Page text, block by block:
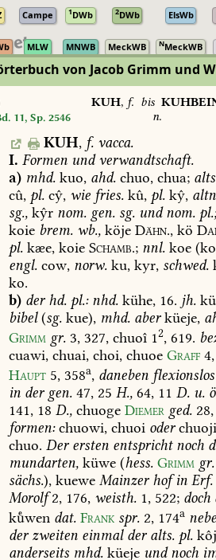
Campe 1DWb 2DWb ElsWb
MLW MNWB MeckWB NMeckWB
von Jacob Grimm und
11, Sp. 2546
KUH, f.bis
n.
KUH, f. vacca.
I. Formen undverwandtschaft.
a) mhd. kuo, ahd. chuo, chua;
cû, pl. cŷ, wie fries. kû, pl. kŷ,
sg., kŷr nom. gen. sg. undnom.
koie brem. wb., köje Dähn., kö
pl. kæe, koie Schamb.; nnl. koe
engl. cow, norw. ku, kyr, schwed.
ko.
b) derhd. pl.:nhd. kühe, 16. jh.
bibel(sg. kue), mhd. aberküeje,
Grimm gr. 3, 327, chuoî 12, 619.
cuawi, chuai, choi, chuoe Graff 4,
Haupt 5, 358a, daneben flexionslos
in der gen. 47, 25 H., 64, 11 D. u.
141, 18 D., chuoge Diemer ged. 28,
formen:chuowi, chuoi oder
chuo. Derersten entsprichtnoch
mundarten, küwe (hess. Grimm gr.
sächs.), kuewe Mainzerhofin Erf.
Morolf2, 176, weisth. 1, 522; doch
kwen dat. Frank spr. 2, 174a
derzweiten einmalderalts. pl.
anderseits mhd. küeje undnoch